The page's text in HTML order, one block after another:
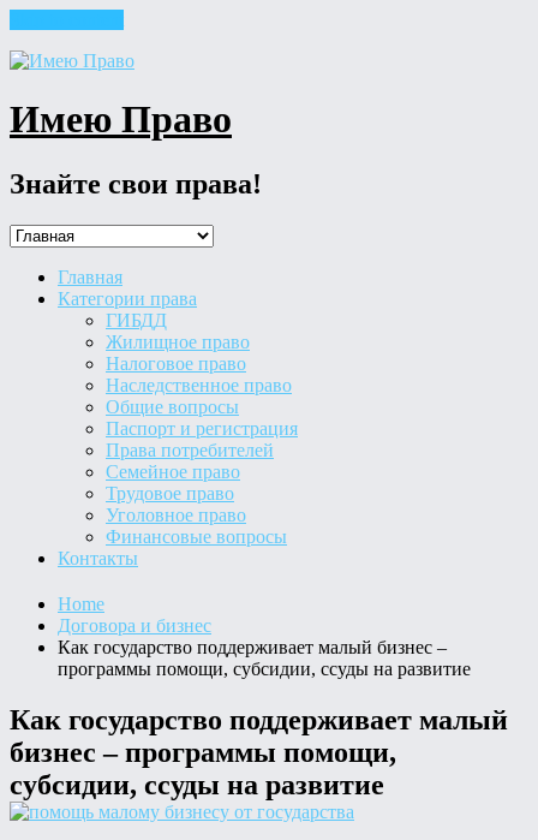
Имею Право
Знайте свои права!
Главная
Категории права
ГИБДД
Жилищное право
Налоговое право
Наследственное право
Общие вопросы
Паспорт и регистрация
Права потребителей
Семейное право
Трудовое право
Уголовное право
Финансовые вопросы
Контакты
Home
Договора и бизнес
Как государство поддерживает малый бизнес –
программы помощи, субсидии, ссуды на развитие
Как государство поддерживает малый
бизнес – программы помощи,
субсидии, ссуды на развитие